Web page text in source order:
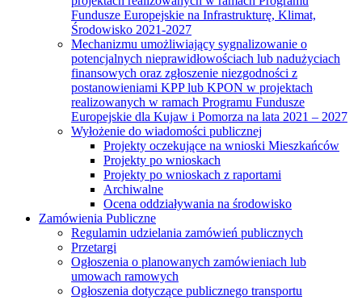
Fundusze Europejskie na Infrastrukturę, Klimat,
Środowisko 2021-2027
Mechanizmu umożliwiający sygnalizowanie o
potencjalnych nieprawidłowościach lub nadużyciach
finansowych oraz zgłoszenie niezgodności z
postanowieniami KPP lub KPON w projektach
realizowanych w ramach Programu Fundusze
Europejskie dla Kujaw i Pomorza na lata 2021 – 2027
Wyłożenie do wiadomości publicznej
Projekty oczekujące na wnioski Mieszkańców
Projekty po wnioskach
Projekty po wnioskach z raportami
Archiwalne
Ocena oddziaływania na środowisko
Zamówienia Publiczne
Regulamin udzielania zamówień publicznych
Przetargi
Ogłoszenia o planowanych zamówieniach lub
umowach ramowych
Ogłoszenia dotyczące publicznego transportu